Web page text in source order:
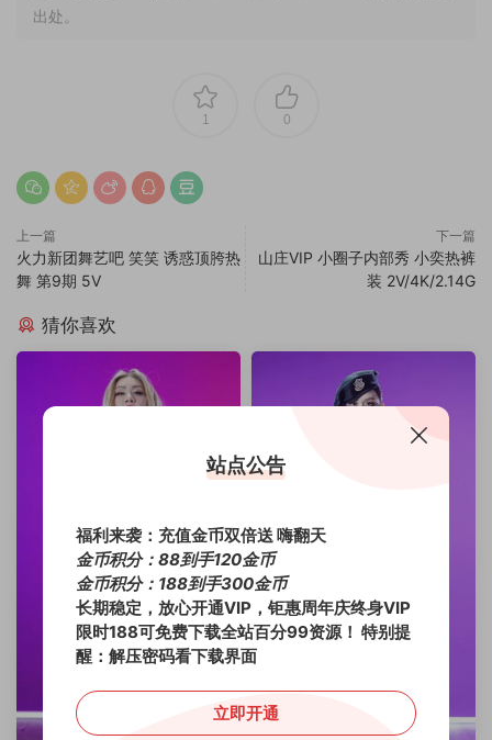
出处。
1 0
上一篇
火力新团舞艺吧 笑笑 诱惑顶胯热
舞 第9期 5V
下一篇
山庄VIP 小圈子内部秀 小奕热裤
装 2V/4K/2.14G
猜你喜欢
站点公告
福利来袭：充值金币双倍送 嗨翻天
金币积分：88到手120金币
金币积分：188到手300金币
长期稳定，放心开通VIP，钜惠周年庆终身VIP
限时188可免费下载全站百分99资源！ 特别提
醒：解压密码看下载界面
立即开通